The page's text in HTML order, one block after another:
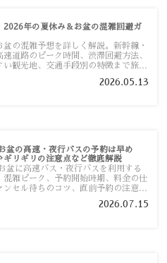
2026年の夏休み＆お盆の混雑回避ガ
盆の混雑予想を詳しく解説。新幹線・
速道路のピーク時間、渋滞回避方法、
い観光地、交通手段別の特徴まで旅行
2026.05.13
盆の高速・夜行バスの予約は早め
ギリギリの注意点など徹底解説
盆に高速バス・夜行バスを利用する
混雑ピーク、予約開始時期、料金の仕
ンセル待ちのコツ、直前予約の注意点
2026.07.15